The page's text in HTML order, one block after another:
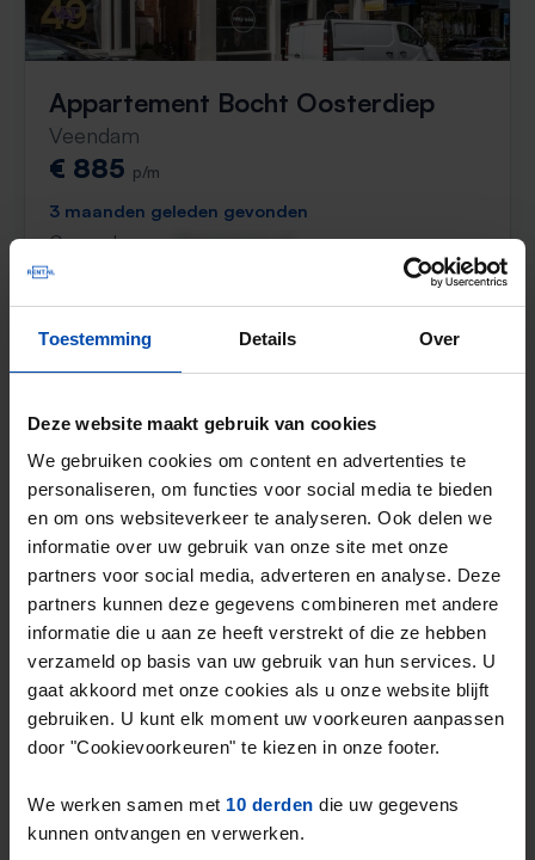
Toestemming Details Over
Deze website maakt gebruik van cookies
We gebruiken cookies om content en advertenties te
personaliseren, om functies voor social media te bieden
en om ons websiteverkeer te analyseren. Ook delen we
informatie over uw gebruik van onze site met onze
partners voor social media, adverteren en analyse. Deze
partners kunnen deze gegevens combineren met andere
informatie die u aan ze heeft verstrekt of die ze hebben
verzameld op basis van uw gebruik van hun services. U
gaat akkoord met onze cookies als u onze website blijft
gebruiken. U kunt elk moment uw voorkeuren aanpassen
door "Cookievoorkeuren" te kiezen in onze footer.
We werken samen met 10 derden die uw gegevens
kunnen ontvangen en verwerken.
Appartement Bocht Oosterdiep
Veendam
€ 885 p/m
3 maanden geleden gevonden
Gevonden op:Gnagnagna.nl
Mis de volgende niet →
Veendam
3 maanden geleden gevonden